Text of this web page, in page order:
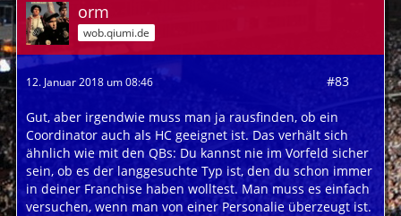
orm
wob.qiumi.de
12. Januar 2018 um 08:46 #83
Gut, aber irgendwie muss man ja rausfinden, ob ein
Coordinator auch als HC geeignet ist. Das verhält sich
ähnlich wie mit den QBs: Du kannst nie im Vorfeld sicher
sein, ob es der langgesuchte Typ ist, den du schon immer
in deiner Franchise haben wolltest. Man muss es einfach
versuchen, wenn man von einer Personalie überzeugt ist.